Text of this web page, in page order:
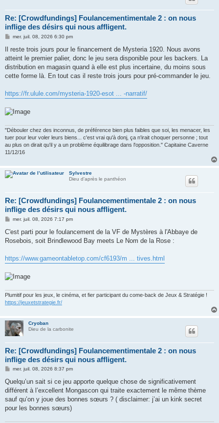
Re: [Crowdfundings] Foulancementimentale 2 : on nous
inflige des désirs qui nous affligent.
M
s
a
g
mer. juil. 08, 2026 6:30 pm
Il reste trois jours pour le financement de Mysteria 1920. Nous avons
atteint le premier palier, donc le jeu sera disponible pour les backers. La
distribution en magasin quand à elle est plus incertaine, du moins sous
cette forme là. En tout cas il reste trois jours pour pré-commander le jeu.
https://fr.ulule.com/mysteria-1920-esot ... -narratif/
"Débouler chez des inconnus, de préférence bien plus faibles que soi, les menacer, les
tuer pour leur voler leurs biens... c'est vrai qu'à donj, ça n'irait choquer personne ; tout
au plus on dirait qu'il y a un problème équilibrage dans l'opposition." Capitaine Caverne
11/12/16
Sylvestre
Dieu d'après le panthéon
Re: [Crowdfundings] Foulancementimentale 2 : on nous
inflige des désirs qui nous affligent.
M
s
a
mer. juil. 08, 2026 7:17 pm
C'est parti pour le foulancement de la VF de Mystères à l'Abbaye de
Rosebois, soit Brindlewood Bay meets Le Nom de la Rose :
https://www.gameontabletop.com/cf6193/m ... tives.html
Plumitif pour les jeux, le cinéma, et fier participant du come-back de Jeux & Stratégie !
https://jeuxetstrategie.fr/
Cryoban
Dieu de la carbonite
Re: [Crowdfundings] Foulancementimentale 2 : on nous
inflige des désirs qui nous affligent.
M
s
a
g
mer. juil. 08, 2026 8:37 pm
Quelqu’un sait si ce jeu apporte quelque chose de significativement
différent à l’excellent Mongascon qui traite exactement le même thème
sauf qu’on y joue des bonnes sœurs ? ( disclaimer: j’ai un kink secret
pour les bonnes sœurs)